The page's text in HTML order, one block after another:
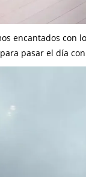
encantados con
pasar el día